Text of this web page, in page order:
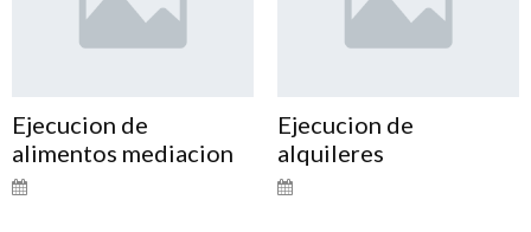
Ejecucion de
alimentos mediacion
Ejecucion de
alquileres